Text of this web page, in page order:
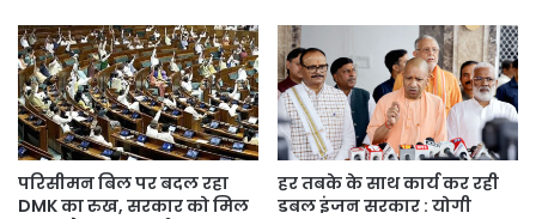
परिसीमन बिल पर बदल रहा
DMK का रुख, सरकार को मिल
हर तबके के साथ कार्य कर रही
डबल इंजन सरकार : योगी